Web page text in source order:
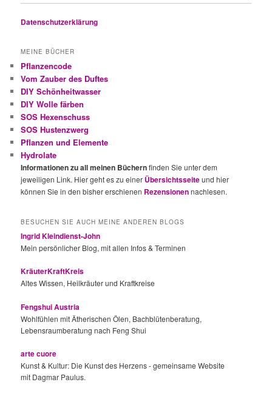
Datenschutzerklärung
MEINE BÜCHER
Pflanzencode
Vom Zauber des Duftes
DIY Schönheitwasser
DIY Wolle färben
SOS Hexenschuss
SOS Hustenzwerg
Pflanzen und Elemente
Hydrolate
Informationen zu all meinen Büchernfinden Sie unter dem
jeweiligen Link. Hier geht es zu einer Übersichtsseiteund hier
können Sie in den bisher erschienen Rezensionennachlesen.
BESUCHEN SIE AUCH MEINE ANDEREN BLOGS
Ingrid Kleindienst-John
Mein persönlicher Blog, mit allen Infos & Terminen
KräuterKraftKreis
Altes Wissen, Heilkräuter und Kraftkreise
Fengshui Austria
Wohlfühlen mit Ätherischen Ölen, Bachblütenberatung,
Lebensraumberatung nach Feng Shui
arte cuore
Kunst & Kultur: Die Kunst des Herzens - gemeinsame Website
mit Dagmar Paulus.